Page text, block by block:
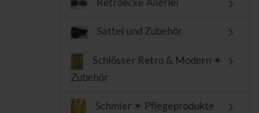
Sattel und Zubehör
Schlösser Retro & Modern ✶
Zubehör
Schmier ✶ Pflegeprodukte